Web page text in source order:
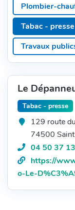
Plombier-
Tabac - presse
Travaux
de
recherche
Le
Tabac - presse
129 route
74500
Téléphone
:
04 50 37
Site
web
https://
o-Le-